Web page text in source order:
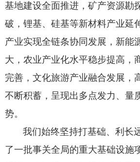
基地建设全面推进， 矿产资源勘
破， 锂基、 硅基等新材料产业延
产业实现全链条协同发展， 新能
大， 农业产业化水平稳步提高，
完善， 文化旅游产业融合发展，
不断积蓄， 呈现出多点发力、 量
势。
我们始终坚持打基础、利长
了一批事关全局的重大基础设施